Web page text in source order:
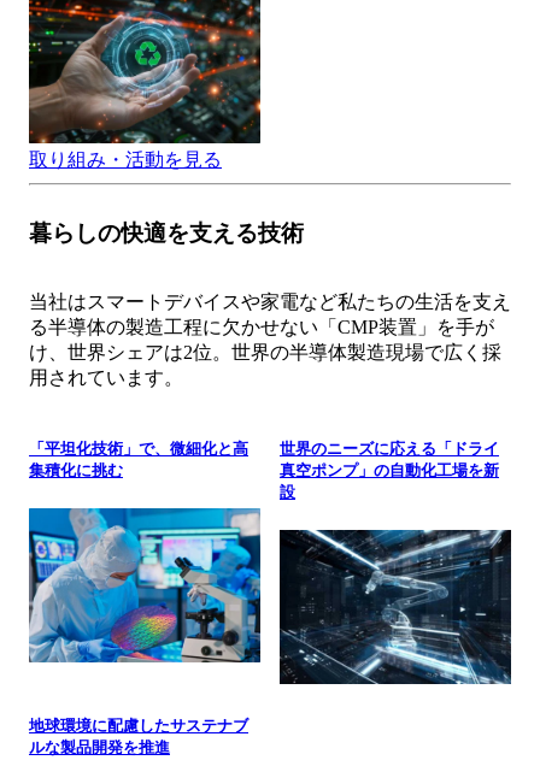
取り組み・活動を見る
暮らしの快適を支える技術
当社はスマートデバイスや家電など私たちの生活を支え
る半導体の製造工程に欠かせない「CMP装置」を手が
け、世界シェアは2位。世界の半導体製造現場で広く採
用されています。
「平坦化技術」で、微細化と高
集積化に挑む
世界のニーズに応える「ドライ
真空ポンプ」の自動化工場を新
設
地球環境に配慮したサステナブ
ルな製品開発を推進